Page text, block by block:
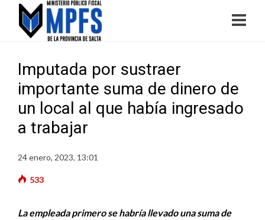
Imputada por sustraer
importante suma de dinero de
un local al que había ingresado
a trabajar
24 enero, 2023, 13:01
533
La empleada primero se habría llevado una suma de